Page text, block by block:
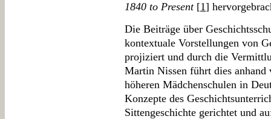
1840 to Present[1]
Die Beiträge über
kontextuale Vorstellungen von
projiziert und durch die
Martin Nissen führt dies anhand
höheren Mädchenschulen in
Konzepte des
Sittengeschichte gerichtet und